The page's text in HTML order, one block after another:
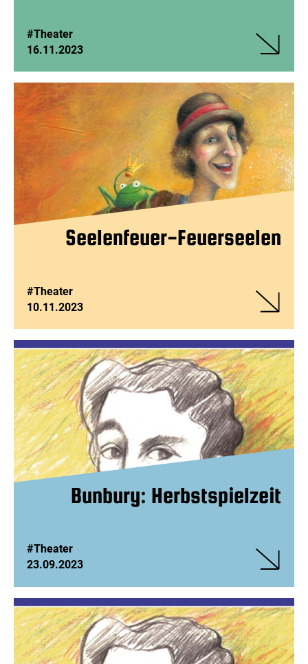
#Theater
16.11.2023
im
Seelenfeuer-Feuerseelen
#Theater
10.11.2023
Bunbury: Herbstspielzeit
#Theater
23.09.2023
Bunbury: